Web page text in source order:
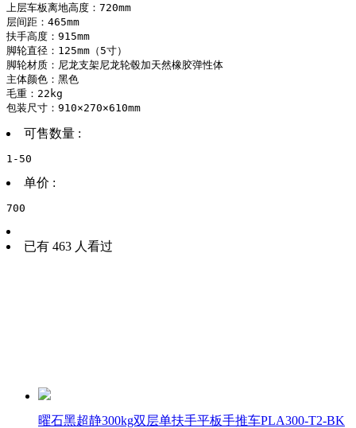
上层车板离地高度：720mm
层间距：465mm
扶手高度：915mm
脚轮直径：125mm（5寸）
脚轮材质：尼龙支架尼龙轮毂加天然橡胶弹性体
主体颜色：黑色
毛重：22kg
包装尺寸：910×270×610mm
可售数量 :
1-50
单价 :
700
已有 463 人看过
曜石黑超静300kg双层单扶手平板手推车PLA300-T2-BK